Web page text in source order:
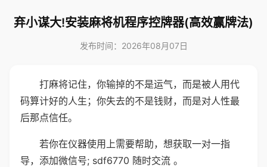
弃小谋大!安装麻将机程序控牌器(高效赢牌法)
发布时间：2026年08月07日
打麻将记住，你输掉的不是运气，而是被人用代
码算计好的人生；你失去的不是钱财，而是对人性最
后那点信任。
若你在仪器使用上需要帮助，想获取一对一指
导，添加微信号; sdf6770 随时交流 。